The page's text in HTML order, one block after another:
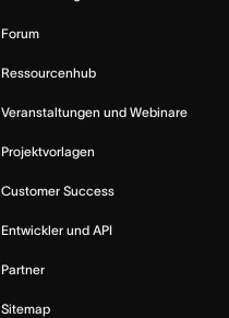
Forum
Ressourcenhub
Veranstaltungen und Webinare
Projektvorlagen
Customer Success
Entwickler und API
Partner
Sitemap